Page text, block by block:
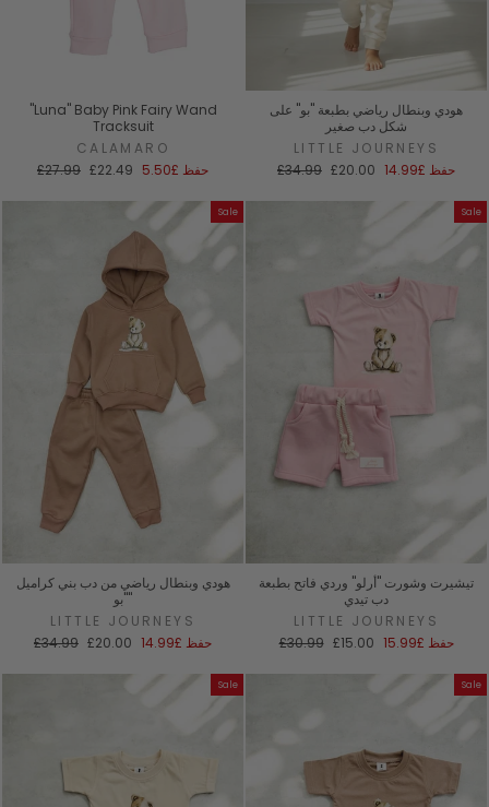
"Luna" Baby Pink Fairy Wand
Tracksuit
CALAMARO
السعر
£27.99 سعر
£22.49 حفظ £5.50
هودي وبنطال رياضي بطبعة "بو" على
شكل دب صغير
LITTLE JOURNEYS
السعر
£34.99 سعر
£20.00 حفظ £14.99
Sale
هودي وبنطال رياضي من دب بني كراميل
"بو"
LITTLE JOURNEYS
السعر
£34.99 سعر
£20.00 حفظ £14.99
Sale
تيشيرت وشورت "أرلو" وردي فاتح بطبعة
دب تيدي
LITTLE JOURNEYS
السعر
£30.99 سعر
£15.00 حفظ £15.99
Sale Sale